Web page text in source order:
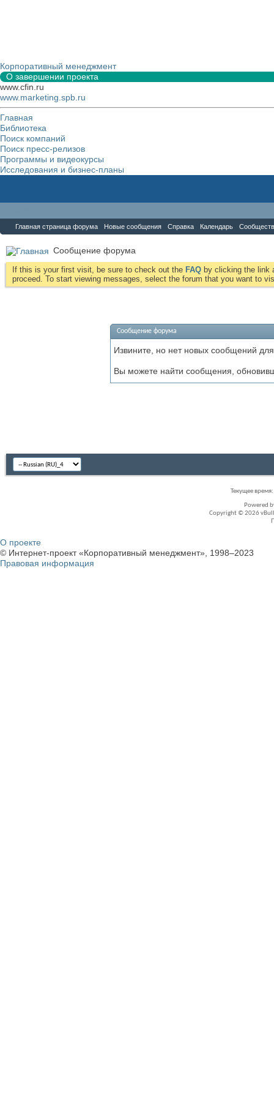
Корпоративный менеджмент
О завершении проекта
www.cfin.ru
www.marketing.spb.ru
Главная
Библиотека
Поиск компаний
Поиск пресс-релизов
Программы и видеокурсы
Исследования и бизнес-планы
Главная страница форума Новые сообщения Справка Календарь
Сообщение форума
If this is your first visit, be sure to check out the FAQ by clicking the link
proceed. To start viewing messages, select the forum that you want to
Сообщение форума
Извините, но нет новых сообщений
Вы можете найти сообщения,
Текущее время:
Powered
Copyright © 2026
О проекте
© Интернет-проект «Корпоративный менеджмент», 1998–2023
Правовая информация